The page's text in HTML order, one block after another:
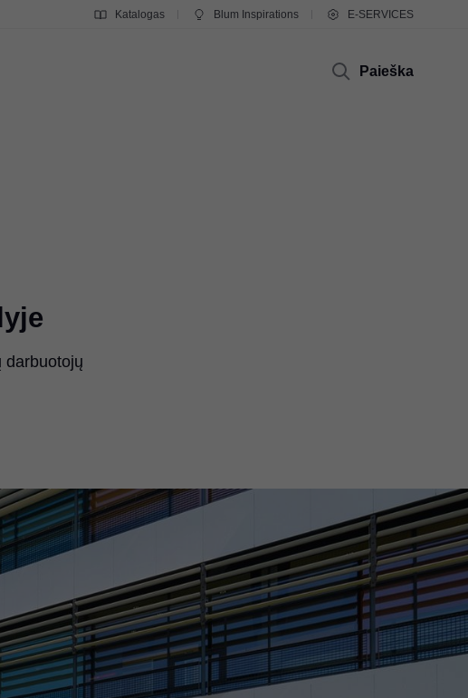
Katalogas Blum Inspirations E-SERVICES
Paieška
darbuotojų